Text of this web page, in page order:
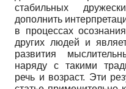
стабильных
дополнить
в процессах
других людей и
развития
наряду с такими
речь и возраст. Эти